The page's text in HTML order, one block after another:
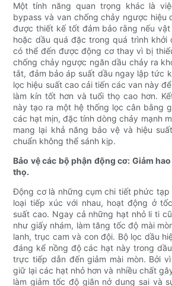
Một tính năng quan trọng khác là
bypass và van chống chảy ngược hiệu
được thiết kế tốt đảm bảo rằng nếu
hoặc dầu quá đặc trong quá trình khởi
có thể đến được động cơ thay vì bị
chống chảy ngược ngăn dầu chảy ra
tắt, đảm bảo áp suất dầu ngay lập tức
lọc hiệu suất cao cải tiến các van này
làm kín tốt hơn và tuổi thọ cao hơn.
này tạo ra một hệ thống lọc cân bằng
các hạt mịn, đặc tính dòng chảy mạnh
mang lại khả năng bảo vệ và hiệu
chuẩn không thể sánh kịp.
Bảo vệ các bộ phận động cơ: Giảm
thọ.
Động cơ là những cụm chi tiết phức tạp
loại tiếp xúc với nhau, hoạt động ở
suất cao. Ngay cả những hạt nhỏ li ti
như giấy nhám, làm tăng tốc độ mài
lanh, trục cam và con đội. Bộ lọc dầu
đáng kể nồng độ các hạt này trong
trực tiếp dẫn đến giảm mài mòn. Bởi
giữ lại các hạt nhỏ hơn và nhiều chất
làm giảm tốc độ giãn nở dung sai và